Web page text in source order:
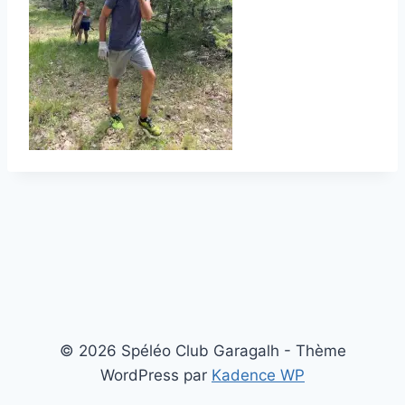
© 2026 Spéléo Club Garagalh - Thème
WordPress par Kadence WP